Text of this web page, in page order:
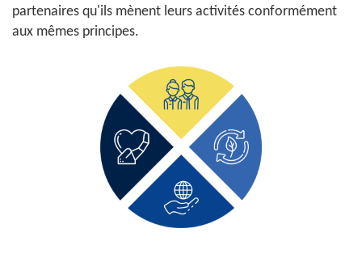
partenaires qu'ils mènent leurs activités conformément
aux mêmes principes.